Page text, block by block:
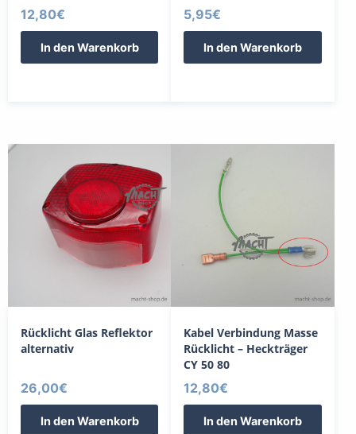
12,80€
In den Warenkorb
5,95€
In den Warenkorb
Rücklicht Glas Reflektor
alternativ
26,00€
In den Warenkorb
Kabel Verbindung Masse
Rücklicht – Heckträger
CY 50 80
12,80€
In den Warenkorb